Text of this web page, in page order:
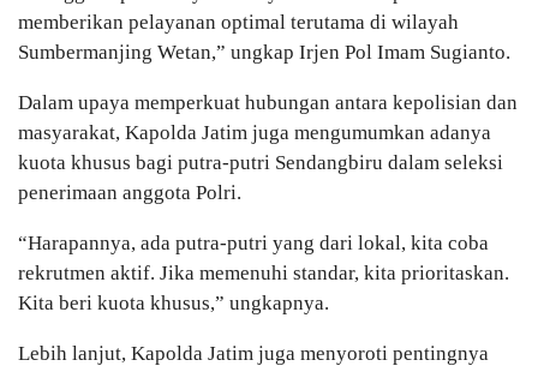
memberikan pelayanan optimal terutama di wilayah
Sumbermanjing Wetan,” ungkap Irjen Pol Imam Sugianto.
Dalam upaya memperkuat hubungan antara kepolisian dan
masyarakat, Kapolda Jatim juga mengumumkan adanya
kuota khusus bagi putra-putri Sendangbiru dalam seleksi
penerimaan anggota Polri.
“Harapannya, ada putra-putri yang dari lokal, kita coba
rekrutmen aktif. Jika memenuhi standar, kita prioritaskan.
Kita beri kuota khusus,” ungkapnya.
Lebih lanjut, Kapolda Jatim juga menyoroti pentingnya